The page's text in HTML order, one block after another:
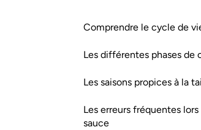
Comprendre le cycle de
Les différentes phases de
Les saisons propices à la
Les erreurs fréquentes
sauce